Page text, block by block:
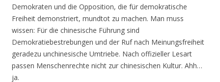
Demokraten und die Opposition, die für demokratische
Freiheit demonstriert, mundtot zu machen. Man muss
wissen: Für die chinesische Führung sind
Demokratiebestrebungen und der Ruf nach Meinungsfreiheit
geradezu unchinesische Umtriebe. Nach offizieller Lesart
passen Menschenrechte nicht zur chinesischen Kultur. Ahh…
ja.